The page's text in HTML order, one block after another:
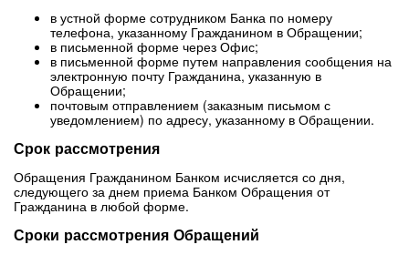
в устной форме сотрудником Банка по номеру
телефона, указанному Гражданином в Обращении;
в письменной форме через Офис;
в письменной форме путем направления сообщения на
электронную почту Гражданина, указанную в
Обращении;
почтовым отправлением (заказным письмом с
уведомлением) по адресу, указанному в Обращении.
Срок рассмотрения
Обращения Гражданином Банком исчисляется со дня,
следующего за днем приема Банком Обращения от
Гражданина в любой форме.
Сроки рассмотрения Обращений